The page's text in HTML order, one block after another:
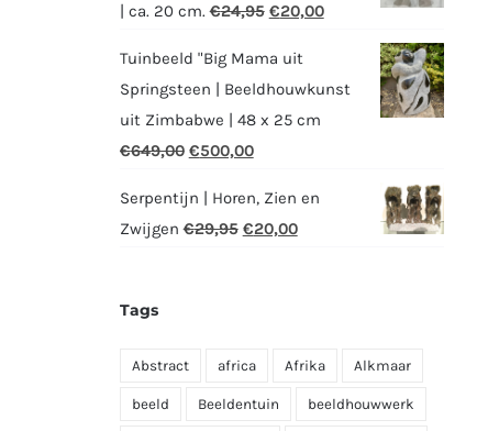
| ca. 20 cm. €24,95 Oorspronkelijke
was:
€24,95.
€20,00Huidige
€20,00.
Tuinbeeld "Big Mama uit
Springsteen | Beeldhouwkunst
uit Zimbabwe | 48 x 25 cm
€649,00 Oorspronkelijke
was:
€649,00.
€500,00Huidige
is:
€500,00.
Serpentijn | Horen, Zien en
Zwijgen €29,95 Oorspronkelijke
€20,00Huidige
Tags
Abstract africa Afrika Alkmaar
beeld Beeldentuin beeldhouwwerk